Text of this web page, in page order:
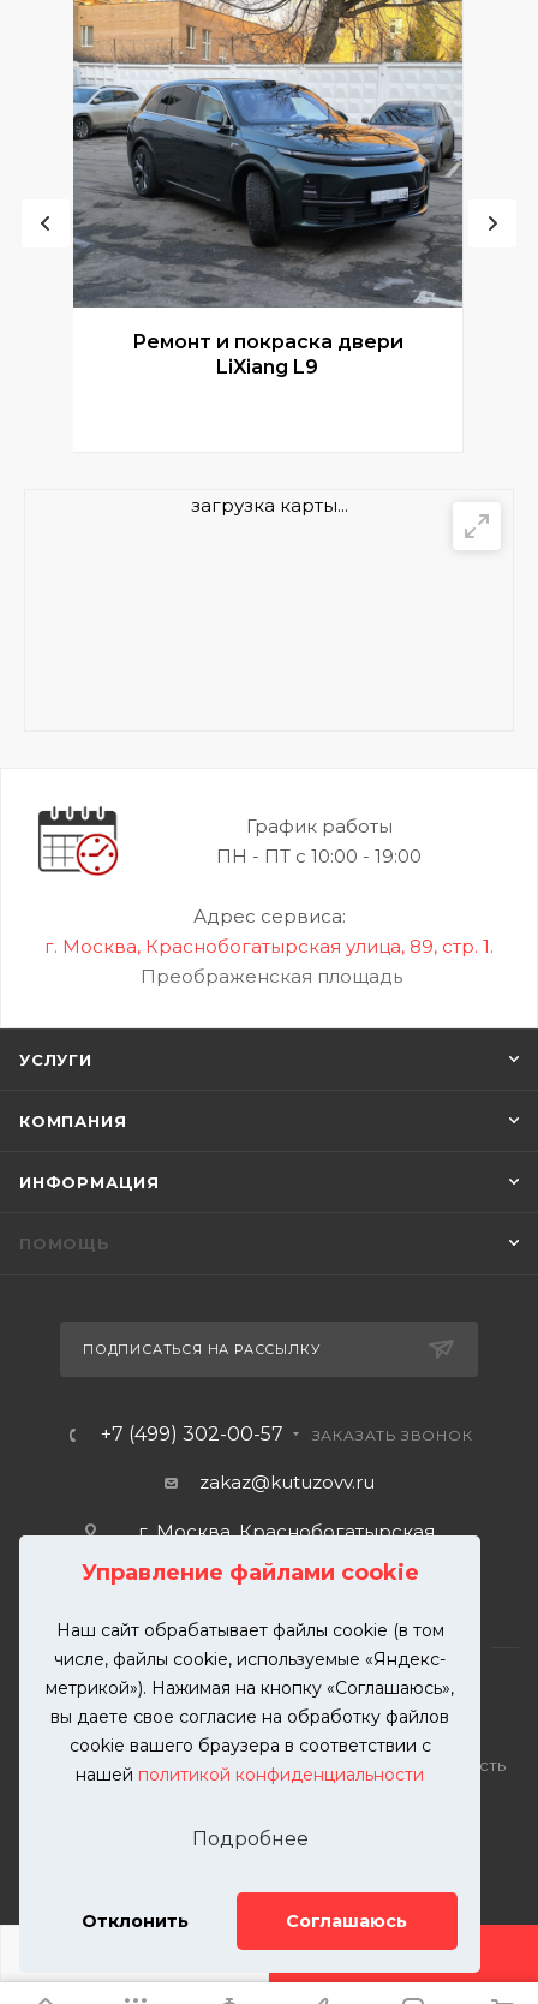
Управление файлами cookie
Наш сайт обрабатывает файлы cookie (в том
числе, файлы cookie, используемые «Яндекс-
метрикой»). Нажимая на кнопку «Соглашаюсь»,
вы даете свое согласие на обработку файлов
cookie вашего браузера в соответствии с
нашей политикой конфиденциальности
Подробнее
Отклонить Соглашаюсь
ДОБАВИТЬ УСЛУГУ
Ремонт и покраска двери
LiXiang L9
загрузка карты...
График работы
ПН - ПТ с 10:00 - 19:00
Адрес сервиса:
г. Москва, Краснобогатырская улица, 89, стр. 1.
Преображенская площадь
УСЛУГИ
КОМПАНИЯ
ИНФОРМАЦИЯ
ПОМОЩЬ
ПОДПИСАТЬСЯ НА РАССЫЛКУ
+7 (499) 302-00-57 ЗАКАЗАТЬ ЗВОНОК
zakaz@kutuzovv.ru
г. Москва, Краснобогатырская
2026 © KUTUZOVV | Кузовной ремонт и покраска
автомобилей. Вся информация на сайте – собственность
разрешения запрещена. Все права защищены.
Телефон: 8(499)-302-00-57